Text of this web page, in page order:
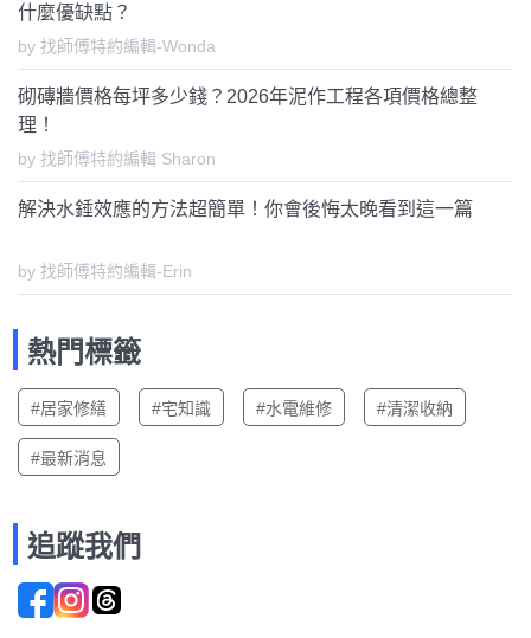
什麼優缺點？
by 找師傅特約編輯-Wonda
砌磚牆價格每坪多少錢？2026年泥作工程各項價格總整
理！
by 找師傅特約編輯 Sharon
解決水錘效應的方法超簡單！你會後悔太晚看到這一篇
by 找師傅特約編輯-Erin
熱門標籤
#居家修繕 #宅知識 #水電維修 #清潔收納
#最新消息
追蹤我們